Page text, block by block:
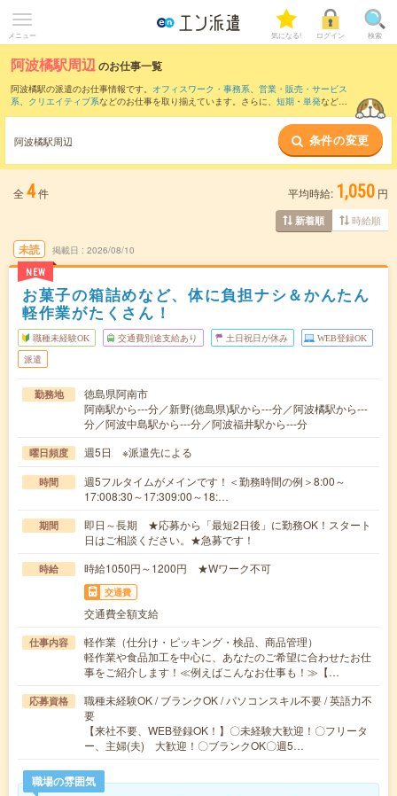
メニュー 気になる! ログイン 検索
阿波橘駅周辺のお仕事一覧
阿波橘駅の派遣のお仕事情報です。 オフィスワーク・事務系、 営業・販売・サービス
系、 クリエイティブ系などのお仕事を取り揃えています。さらに、 短期 ・ 単発などの
また、阿波中島駅
など近隣駅のお仕事
もご確認いただけます。
阿波橘駅周辺 条件の変更
全 4件 平均時給: 1,050 円
新着順 時給順
未読
NEW
掲載日 2026/08/10
お菓子の箱詰めなど、体に負担ナシ＆かんたん
軽作業がたくさん！
職種未経験OK 交通費別途支給あり 土日祝日が休み WEB登録OK
派遣
勤務地
徳島県阿南市
阿南駅から---分／新野(徳島県)駅から---分／阿波橘駅から---
分／阿波中島駅から---分／阿波福井駅から---分
曜日頻度 週5日 ※派遣先による
時間
週5フルタイムがメインです！＜勤務時間の例＞8:00～
17:008:30～17:309:00～18:…
期間
即日～長期 ★応募から「最短2日後」に勤務OK！スタート
日はご相談ください。★急募です！
時給 時給1050円～1200円 ★Wワーク不可
交通費
交通費全額支給
仕事内容
軽作業（仕分け・ピッキング・検品、商品管理）
軽作業や食品加工を中心に、あなたのご希望に合わせたお仕
事をご紹介します！≪例えばこんなお仕事も！≫【…
応募資格
職種未経験OK / ブランクOK / パソコンスキル不要 / 英語力不
要
【来社不要、WEB登録OK！】〇未経験大歓迎！〇フリータ
ー、主婦(夫) 大歓迎！〇ブランクOK〇週5…
職場の雰囲気